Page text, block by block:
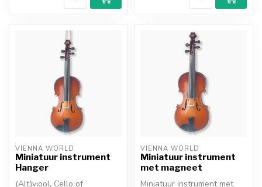
VIENNA WORLD
Miniatuur instrument
Hanger
(Alt)viool, Cello of
VIENNA WORLD
Miniatuur instrument
met magneet
Miniatuur instrument met